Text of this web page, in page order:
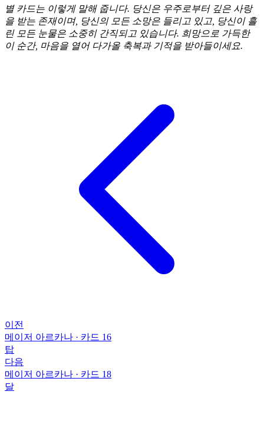
별 카드는 이렇게 말해 줍니다. 당신은 우주로부터 깊은 사랑
을 받는 존재이며, 당신의 모든 소망은 들리고 있고, 당신이 흘
린 모든 눈물은 소중히 간직되고 있습니다. 희망으로 가득한
이 순간, 마음을 열어 다가올 축복과 기적을 받아들이세요.
이전
메이저 아르카나 · 카드 16
탑
다음
메이저 아르카나 · 카드 18
달